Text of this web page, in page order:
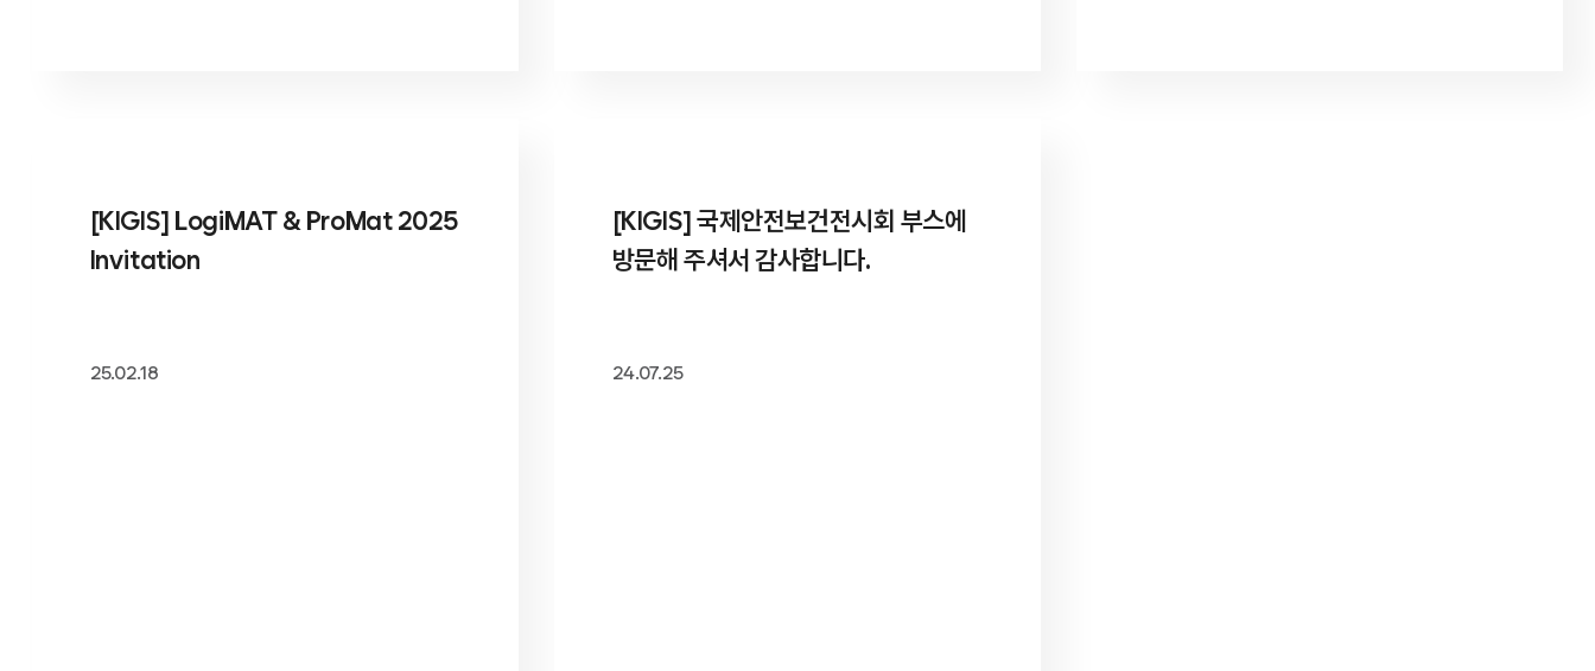
[KIGIS] LogiMAT & ProMat 2025
Invitation
25.02.18
[KIGIS] 국제안전보건전시회 부스에
방문해 주셔서 감사합니다.
24.07.25